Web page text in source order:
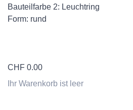
Bauteilfarbe 2: Leuchtring
Form: rund
CHF 0.00
Ihr Warenkorb ist leer